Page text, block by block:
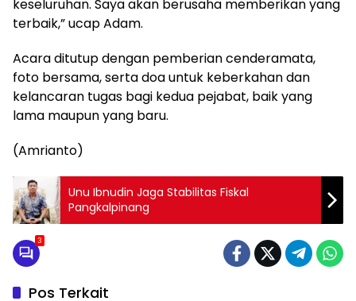
keseluruhan. Saya akan berusaha memberikan yang
terbaik,” ucap Adam.
Acara ditutup dengan pemberian cenderamata,
foto bersama, serta doa untuk keberkahan dan
kelancaran tugas bagi kedua pejabat, baik yang
lama maupun yang baru.
(Amrianto)
Unu Ibnudin Jaga Stabilitas Fiskal
Pangkalpinang
3
Pos Terkait